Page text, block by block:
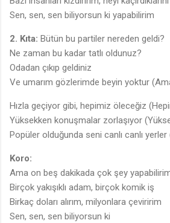
Sen, sen, sen biliyorsun ki yapabilirim
2. Kıta: Bütün bu partiler nereden geldi?
Ne zaman bu kadar tatlı oldunuz?
Odadan çıkıp geldiniz
Ve umarım gözlerimde beyin yoktur
Hızla geçiyor gibi, hepimiz öleceğiz
Yüksekken konuşmalar zorlaşıyor
Popüler olduğunda seni canlı canlı yerler
Koro:
Ama on beş dakikada çok şey
Birçok yakışıklı adam, birçok komik iş
Birkaç doları alırım, milyonlara çeviririm
Sen, sen, sen biliyorsun ki